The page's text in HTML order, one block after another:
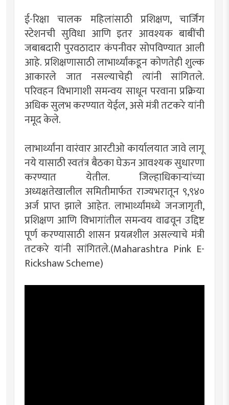
ई-रिक्षा चालक महिलांसाठी प्रशिक्षण, चार्जिंग
स्टेशनची सुविधा आणि इतर आवश्यक बाबींची
जबाबदारी पुरवठादार कंपनीवर सोपविण्यात आली
आहे. प्रशिक्षणासाठी लाभार्थ्यांकडून कोणतेही शुल्क
आकारले जात नसल्याचेही त्यांनी सांगितले.
परिवहन विभागाशी समन्वय साधून परवाना प्रक्रिया
अधिक सुलभ करण्यात येईल, असे मंत्री तटकरे यांनी
नमूद केले.
लाभार्थ्यांना वारंवार आरटीओ कार्यालयात जावे लागू
नये यासाठी स्वतंत्र बैठका घेऊन आवश्यक सुधारणा
करण्यात येतील. जिल्हाधिकाऱ्यांच्या
अध्यक्षतेखालील समितीमार्फत राज्यभरातून ९,९४०
अर्ज प्राप्त झाले आहेत. लाभार्थ्यांमध्ये जनजागृती,
प्रशिक्षण आणि विभागांतील समन्वय वाढवून उद्दिष्ट
पूर्ण करण्यासाठी शासन प्रयत्नशील असल्याचे मंत्री
तटकरे यांनी सांगितले.(Maharashtra Pink E-
Rickshaw Scheme)